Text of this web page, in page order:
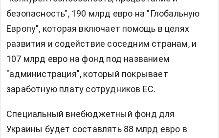
безопасность", 190 млрд евро на "Глобальную
Европу", которая включает помощь в целях
развития и содействие соседним странам, и
107 млрд евро на фонд под названием
"администрация", который покрывает
заработную плату сотрудников ЕС.
Специальный внебюджетный фонд для
Украины будет составлять 88 млрд евро в